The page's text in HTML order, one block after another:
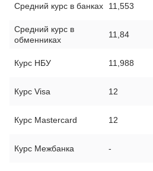
Средний курс в банках 11,553
Средний курс в
обменниках
11,84
Курс НБУ 11,988
Курс Visa 12
Курс Mastercard 12
Курс Межбанка -